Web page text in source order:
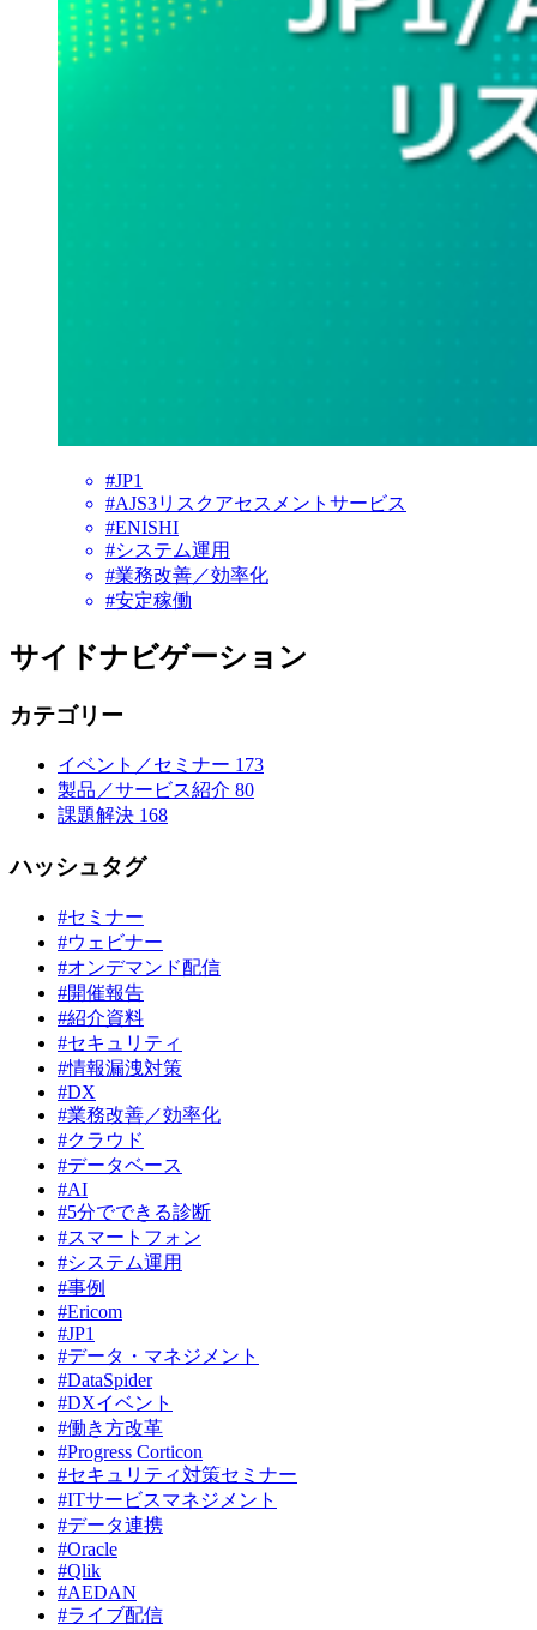
#JP1
#AJS3リスクアセスメントサービス
#ENISHI
#システム運用
#業務改善／効率化
#安定稼働
サイドナビゲーション
カテゴリー
イベント／セミナー 173
製品／サービス紹介 80
課題解決 168
ハッシュタグ
#セミナー
#ウェビナー
#オンデマンド配信
#開催報告
#紹介資料
#セキュリティ
#情報漏洩対策
#DX
#業務改善／効率化
#クラウド
#データベース
#AI
#5分でできる診断
#スマートフォン
#システム運用
#事例
#Ericom
#JP1
#データ・マネジメント
#DataSpider
#DXイベント
#働き方改革
#Progress Corticon
#セキュリティ対策セミナー
#ITサービスマネジメント
#データ連携
#Oracle
#Qlik
#AEDAN
#ライブ配信